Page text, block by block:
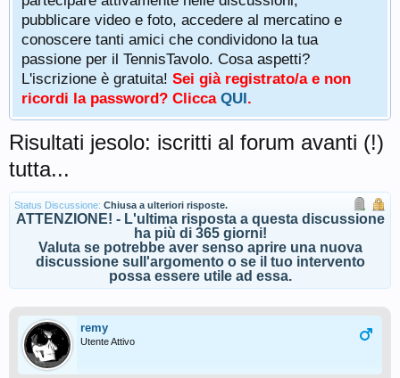
pubblicare video e foto, accedere al mercatino e
conoscere tanti amici che condividono la tua
passione per il TennisTavolo. Cosa aspetti?
L'iscrizione è gratuita! Sei già registrato/a e non
ricordi la password? Clicca QUI.
Risultati jesolo: iscritti al forum avanti (!)
tutta...
Status Discussione: Chiusa a ulteriori risposte.
ATTENZIONE! - L'ultima risposta a questa discussione
ha più di 365 giorni!
Valuta se potrebbe aver senso aprire una nuova
discussione sull'argomento o se il tuo intervento
possa essere utile ad essa.
remy
Utente Attivo